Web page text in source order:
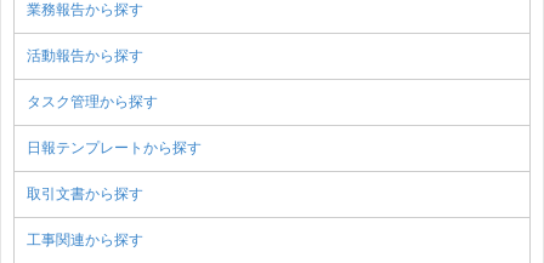
業務報告から探す
活動報告から探す
タスク管理から探す
日報テンプレートから探す
取引文書から探す
工事関連から探す